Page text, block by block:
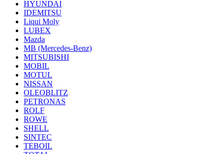
HYUNDAI
IDEMITSU
Liqui Moly
LUBEX
Mazda
MB (Mercedes-Вenz)
MITSUBISHI
MOBIL
MOTUL
NISSAN
OLEOBLITZ
PETRONAS
ROLF
ROWE
SHELL
SINTEC
TEBOIL